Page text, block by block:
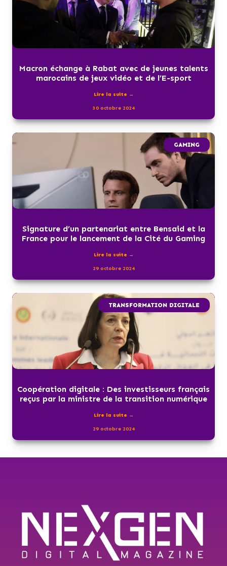
Macron échange à Rabat avec de jeunes talents
marocains de jeux vidéo et de l’E-sport
Lire la suite →
30 octobre 2024
GAMING
Signature d’un partenariat entre Bensaid et la
France pour le lancement de la Cité du Gaming
Lire la suite →
29 octobre 2024
TRANSFORMATION DIGITALE
Coopération digitale : Des investisseurs français
reçus par la ministre de la transition numérique
Lire la suite →
29 octobre 2024